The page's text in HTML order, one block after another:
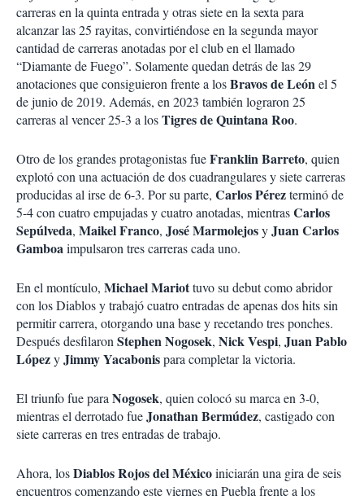
carreras en la quinta entrada y otras siete en la sexta para
alcanzar las 25 rayitas, convirtiéndose en la segunda mayor
cantidad de carreras anotadas por el club en el llamado
“Diamante de Fuego”. Solamente quedan detrás de las 29
anotaciones que consiguieron frente a losBravos de Leónel 5
de junio de 2019. Además, en 2023 también lograron 25
carreras al vencer 25-3 a losTigres de Quintana Roo.
Otro de los grandes protagonistas fueFranklin Barreto, quien
explotó con una actuación de dos cuadrangulares y siete carreras
producidas al irse de 6-3. Por su parte, Carlos Pérezterminó de
5-4 con cuatro empujadas y cuatro anotadas, mientrasCarlos
Sepúlveda, Maikel Franco, José MarmolejosyJuan Carlos
Gamboaimpulsaron tres carreras cada uno.
En el montículo, Michael Mariottuvo su debut como abridor
con los Diablos y trabajó cuatro entradas de apenas dos hits sin
permitir carrera, otorgando una base y recetando tres ponches.
Después desfilaronStephen Nogosek, Nick Vespi, Juan Pablo
LópezyJimmy Yacabonispara completar la victoria.
El triunfo fue paraNogosek, quien colocó su marca en 3-0,
mientras el derrotado fueJonathan Bermúdez, castigado con
siete carreras en tres entradas de trabajo.
Ahora, losDiablos Rojos del Méxicoiniciarán una gira de seis
encuentros comenzando este viernes en Puebla frente a los